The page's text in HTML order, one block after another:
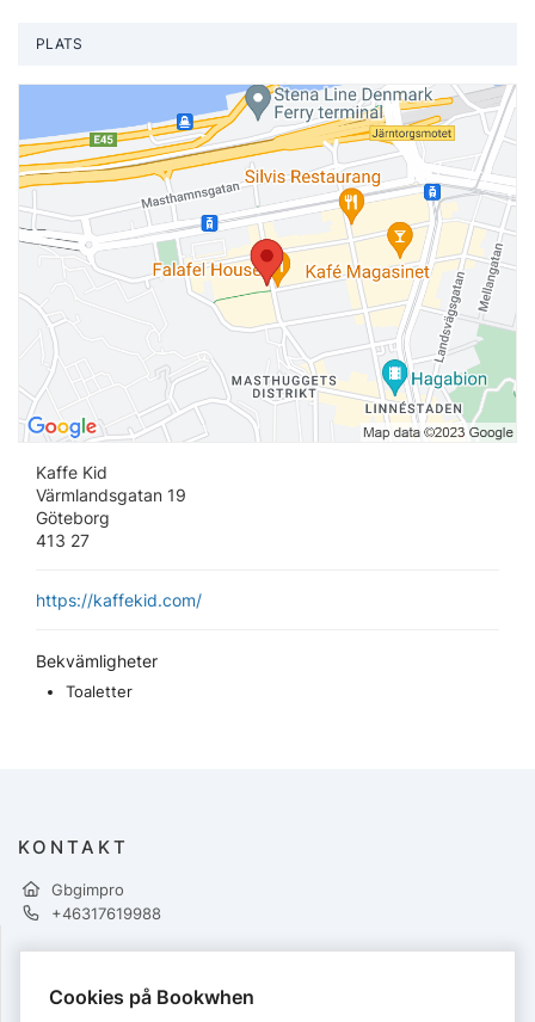
PLATS
Kaffe Kid
Värmlandsgatan 19
Göteborg
413 27
https://kaffekid.com/
Bekvämligheter
Toaletter
KONTAKT
Gbgimpro
+46317619988
BETALNINGAR
Cookies på Bookwhen